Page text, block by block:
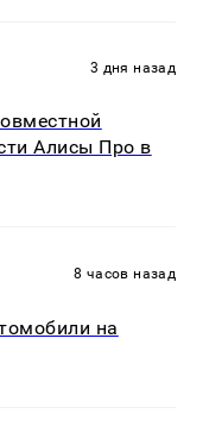
3 дня назад
Алисы Про в
8 часов назад
на